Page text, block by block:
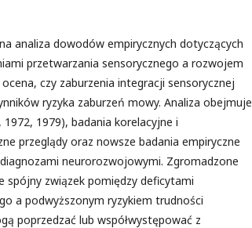
analiza dowodów empirycznych dotyczących
przetwarzania sensorycznego a rozwojem
czy zaburzenia integracji sensorycznej
ryzyka zaburzeń mowy. Analiza obejmuje
1979), badania korelacyjne i
przeglądy oraz nowsze badania empiryczne
neurorozwojowymi. Zgromadzone
spójny związek pomiędzy deficytami
a podwyższonym ryzykiem trudności
poprzedzać lub współwystępować z